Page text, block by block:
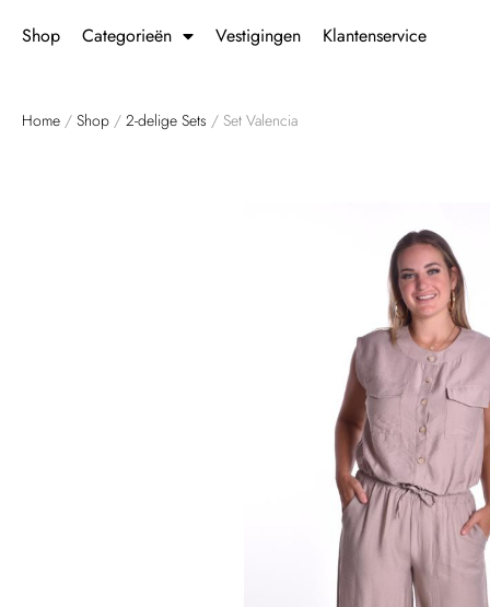
Shop Categorieën Vestigingen Klantenservice
Home / Shop / 2-delige Sets / Set Valencia